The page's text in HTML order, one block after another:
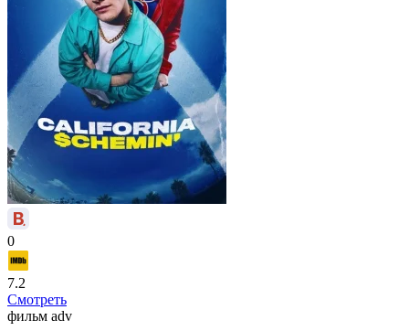
0
7.2
Смотреть
фильм adv